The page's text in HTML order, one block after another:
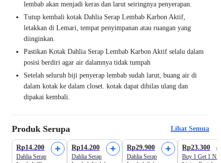
lembab akan menjadi keras dan larut seiringnya penyerapan.
Tutup kembali kotak Dahlia Serap Lembab Karbon Aktif,
letakkan di Lemari, tempat penyimpanan atau ruangan yang
diinginkan.
Pastikan Kotak Dahlia Serap Lembab Karbon Aktif selalu dalam
posisi berdiri agar air dalamnya tidak tumpah
Setelah seluruh biji penyerap lembab sudah larut, buang air di
dalam kotak ke dalam closet. kotak dapat dibilas ulang dan
dipakai kembali.
Produk Serupa Lihat Semua
Rp14.200
Dahlia Serap
Rp14.200
Dahlia Serap
Rp29.900
Dahlia Serap
Rp23.300
Buy 1 Get 1